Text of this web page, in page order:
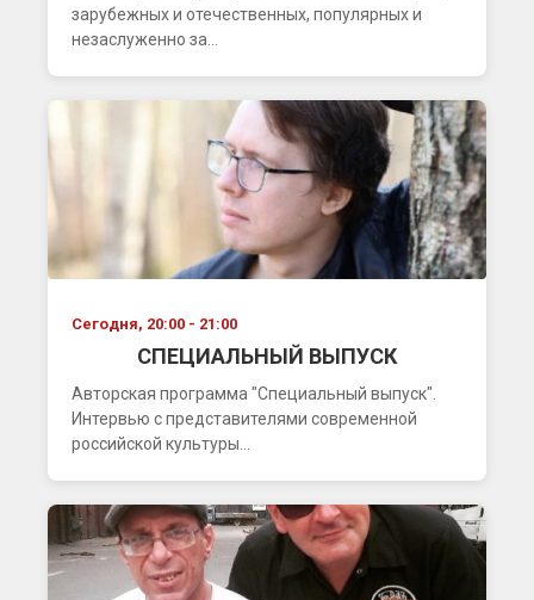
зарубежных и отечественных, популярных и
незаслуженно за...
Сегодня, 20:00 - 21:00
СПЕЦИАЛЬНЫЙ ВЫПУСК
Авторская программа "Специальный выпуск".
Интервью с представителями современной
российской культуры...